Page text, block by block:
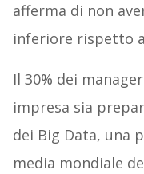
afferma di non
inferiore rispetto
Il 30% dei
impresa sia
dei Big Data, una
media mondiale